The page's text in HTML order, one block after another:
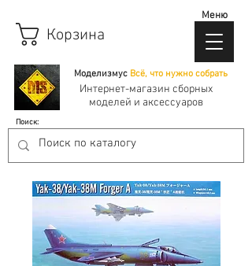
Моделизмус Всё, что нужно собрать
Корзина
Интернет-магазин сборных
моделей и аксессуаров
Поиск:
Меню